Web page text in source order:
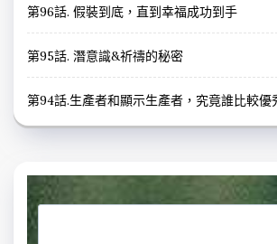
第96話. 假裝到底，直到幸福成功到手
第95話. 潛意識&祈禱的秘密
第94話.生產者和顯示生產者，究竟誰比較優